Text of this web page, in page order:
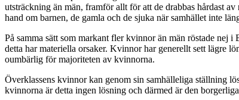
utsträckning än män, framför allt för att de drabbas hårdast
hand om barnen, de gamla och de sjuka när samhället inte
På samma sätt som markant fler kvinnor än män röstade nej
detta har materiella orsaker. Kvinnor har generellt sett lägre
oumbärlig för majoriteten av kvinnorna.
Överklassens kvinnor kan genom sin samhälleliga ställning
kvinnorna är detta ingen lösning och därmed är den